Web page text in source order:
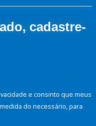
cadastre-
e consinto que meus
do necessário, para